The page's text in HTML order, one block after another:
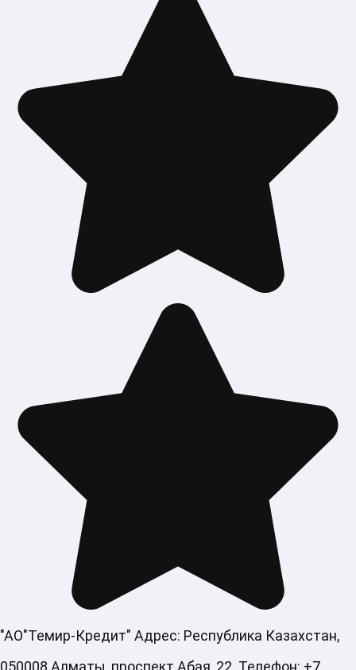
"АО"Темир-Кредит" Адрес: Республика Казахстан,
050008 Алматы, проспект Абая, 22. Телефон: +7